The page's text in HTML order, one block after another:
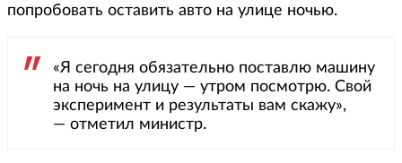
попробовать оставить авто на улице ночью.
«Я сегодня обязательно поставлю машину
на ночь на улицу — утром посмотрю. Свой
эксперимент и результаты вам скажу»,
— отметил министр.